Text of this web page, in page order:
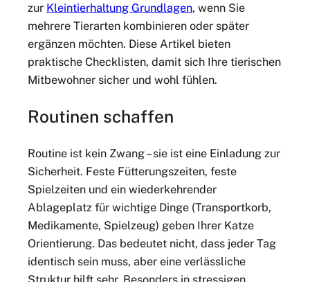
zur Kleintierhaltung Grundlagen, wenn Sie
mehrere Tierarten kombinieren oder später
ergänzen möchten. Diese Artikel bieten
praktische Checklisten, damit sich Ihre tierischen
Mitbewohner sicher und wohl fühlen.
Routinen schaffen
Routine ist kein Zwang – sie ist eine Einladung zur
Sicherheit. Feste Fütterungszeiten, feste
Spielzeiten und ein wiederkehrender
Ablageplatz für wichtige Dinge (Transportkorb,
Medikamente, Spielzeug) geben Ihrer Katze
Orientierung. Das bedeutet nicht, dass jeder Tag
identisch sein muss, aber eine verlässliche
Struktur hilft sehr. Besonders in stressigen